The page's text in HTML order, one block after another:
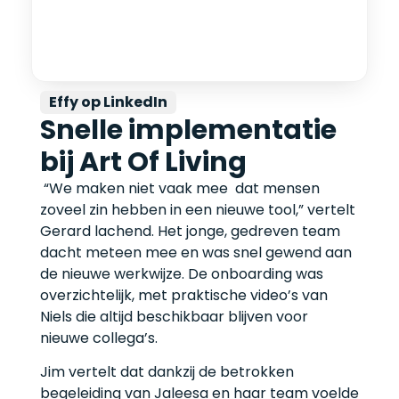
Effy op LinkedIn
Snelle implementatie
bij Art Of Living
“We maken niet vaak mee dat mensen
zoveel zin hebben in een nieuwe tool,” vertelt
Gerard lachend. Het jonge, gedreven team
dacht meteen mee en was snel gewend aan
de nieuwe werkwijze. De onboarding was
overzichtelijk, met praktische video’s van
Niels die altijd beschikbaar blijven voor
nieuwe collega’s.
Jim vertelt dat dankzij de betrokken
begeleiding van Jaleesa en haar team voelde